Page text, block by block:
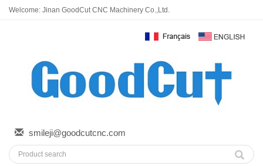
Welcome: Jinan GoodCut CNC Machinery Co.,Ltd.
smileji@goodcutcnc.com